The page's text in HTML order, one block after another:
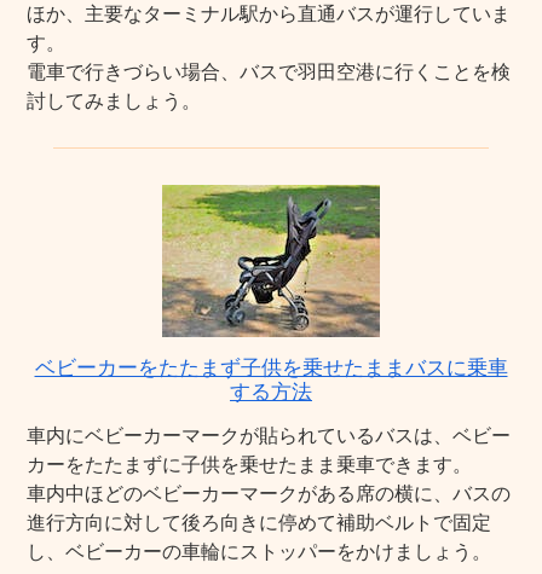
ほか、主要なターミナル駅から直通バスが運行していま
す。
電車で行きづらい場合、バスで羽田空港に行くことを検
討してみましょう。
ベビーカーをたたまず子供を乗せたままバスに乗車
する方法
車内にベビーカーマークが貼られているバスは、ベビー
カーをたたまずに子供を乗せたまま乗車できます。
車内中ほどのベビーカーマークがある席の横に、バスの
進行方向に対して後ろ向きに停めて補助ベルトで固定
し、ベビーカーの車輪にストッパーをかけましょう。